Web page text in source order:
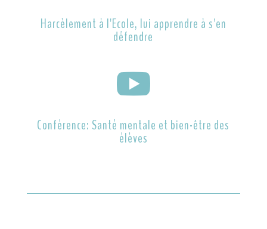
Harcèlement à l'Ecole, lui apprendre à s'en
défendre

Conférence: Santé mentale et bien-être des
élèves